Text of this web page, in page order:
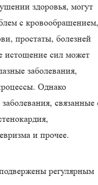
здоровья, могут
с кровообращением,
простаты, болезней
истощение сил может
заболевания,
Однако
связанные
и прочее.
регулярным